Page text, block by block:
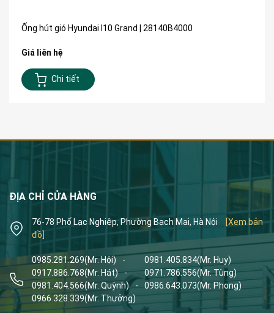
Ống hút gió Hyundai I10 Grand | 28140B4000
Giá liên hệ
Chi tiết
ĐỊA CHỈ CỬA HÀNG
76-78 Phố Lạc Nghiệp, Phường Bạch Mai, Hà Nội
[Xem bản
đồ]
0985.281.269(Mr. Hội) - 0981.405.834(Mr. Huy)
0917.886.768(Mr. Hát) - 0971.786.556(Mr. Tùng)
0981.404.566(Mr. Quỳnh) - 0986.643.073(Mr. Phong)
0966.328.339(Mr. Thưởng)